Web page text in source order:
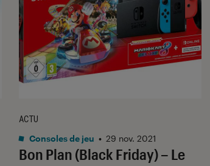
Bon Plan (Black Friday) – Le
ACTU
Consoles de jeu • 29 nov. 2021